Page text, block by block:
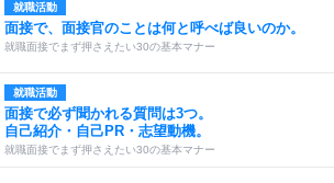
就職活動
面接で、面接官のことは何と呼べば良いのか。
就職面接でまず押さえたい30の基本マナー
就職活動
面接で必ず聞かれる質問は3つ。
自己紹介・自己PR・志望動機。
就職面接でまず押さえたい30の基本マナー